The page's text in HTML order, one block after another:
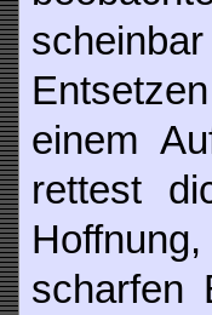
einem
rettest
scharfen